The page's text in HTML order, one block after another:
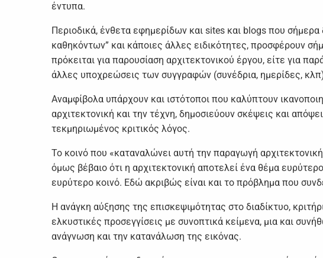
έντυπα.
Περιοδικά, ένθετα εφημερίδων και sites και blogs που σήμερα
καθηκόντων” και κάποιες άλλες ειδικότητες, προσφέρουν
πρόκειται για παρουσίαση αρχιτεκτονικού έργου, είτε για
άλλες υποχρεώσεις των συγγραφών (συνέδρια, ημερίδες,
Αναμφίβολα υπάρχουν και ιστότοποι που καλύπτουν
αρχιτεκτονική και την τέχνη, δημοσιεύουν σκέψεις και
τεκμηριωμένος κριτικός λόγος.
Το κοινό που «καταναλώνει αυτή την παραγωγή
όμως βέβαιο ότι η αρχιτεκτονική αποτελεί ένα θέμα
ευρύτερο κοινό. Εδώ ακριβώς είναι και το πρόβλημα που
Η ανάγκη αύξησης της επισκεψιμότητας στο διαδίκτυο,
ελκυστικές προσεγγίσεις με συνοπτικά κείμενα, μια και
ανάγνωση και την κατανάλωση της εικόνας.